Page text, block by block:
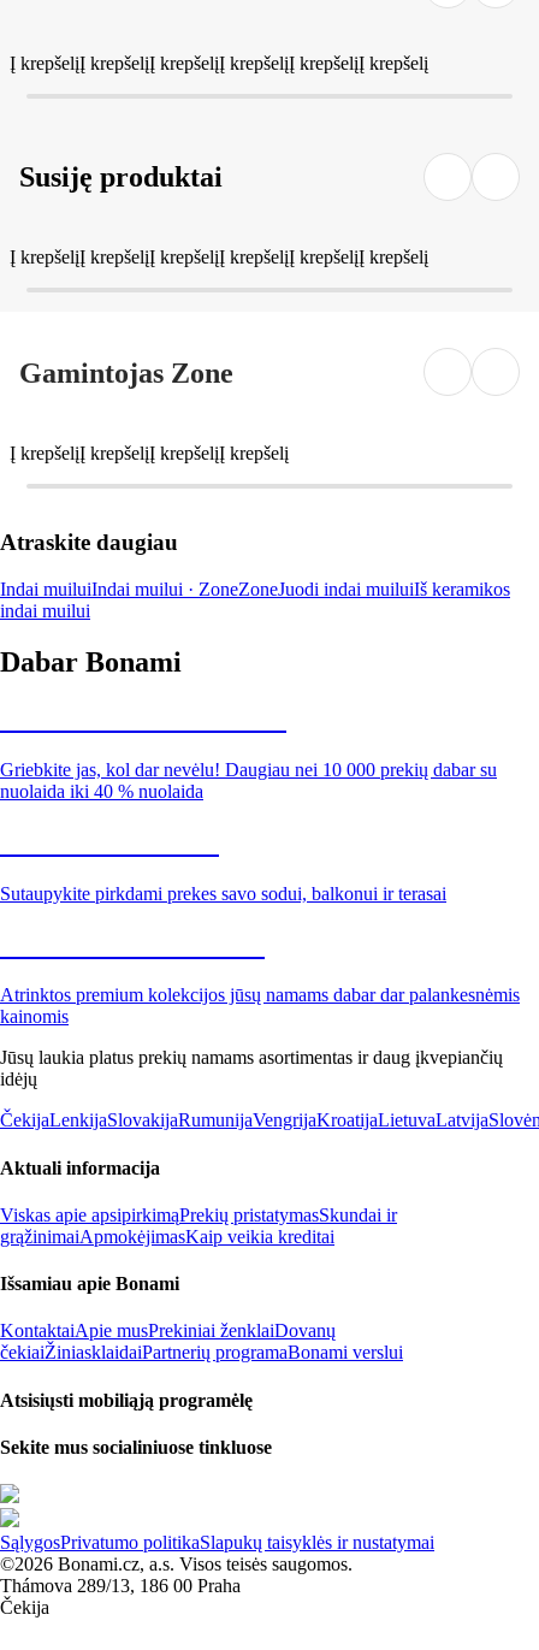
Į krepšelįĮ krepšelįĮ krepšelįĮ krepšelįĮ krepšelįĮ krepšelį
Susiję produktai
Į krepšelįĮ krepšelįĮ krepšelįĮ krepšelįĮ krepšelįĮ krepšelį
Gamintojas Zone
Į krepšelįĮ krepšelįĮ krepšelįĮ krepšelį
Atraskite daugiau
Indai muiluiIndai muilui · ZoneZoneJuodi indai muiluiIš keramikos
indai muilui
Dabar Bonami
Griebkite jas, kol dar nevėlu! Daugiau nei 10 000 prekių dabar su
nuolaida iki 40 % nuolaida
Sutaupykite pirkdami prekes savo sodui, balkonui ir terasai
Atrinktos premium kolekcijos jūsų namams dabar dar palankesnėmis
kainomis
Jūsų laukia platus prekių namams asortimentas ir daug įkvepiančių
idėjų
ČekijaLenkijaSlovakijaRumunijaVengrijaKroatijaLietuvaLatvija
Aktuali informacija
Viskas apie apsipirkimąPrekių pristatymasSkundai ir
grąžinimaiApmokėjimasKaip veikia kreditai
Išsamiau apie Bonami
KontaktaiApie musPrekiniai ženklaiDovanų
čekiaiŽiniasklaidaiPartnerių programaBonami verslui
Atsisiųsti mobiliąją programėlę
Sekite mus socialiniuose tinkluose
SąlygosPrivatumo politikaSlapukų taisyklės ir nustatymai
©2026 Bonami.cz, a.s. Visos teisės saugomos.
Thámova 289/13, 186 00 Praha
Čekija